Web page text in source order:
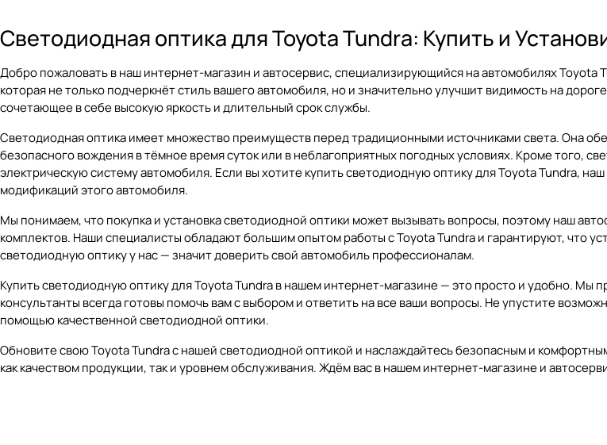
Светодиодная оптика для Toyota Tundra: Купить и
Добро пожаловать в наш интернет-магазин и автосервис, специализирующийся на автомобилях
которая не только подчеркнёт стиль вашего автомобиля, но и значительно улучшит видимость на
сочетающее в себе высокую яркость и длительный срок службы.
Светодиодная оптика имеет множество преимуществ перед традиционными источниками света. Она
безопасного вождения в тёмное время суток или в неблагоприятных погодных условиях. Кроме того,
электрическую систему автомобиля. Если вы хотите купить светодиодную оптику для Toyota Tundra,
модификаций этого автомобиля.
Мы понимаем, что покупка и установка светодиодной оптики может вызывать вопросы, поэтому наш
комплектов. Наши специалисты обладают большим опытом работы с Toyota Tundra и гарантируют, что
светодиодную оптику у нас — значит доверить свой автомобиль профессионалам.
Купить светодиодную оптику для Toyota Tundra в нашем интернет-магазине — это просто и удобно. Мы
консультанты всегда готовы помочь вам с выбором и ответить на все ваши вопросы. Не упустите
помощью качественной светодиодной оптики.
Обновите свою Toyota Tundra с нашей светодиодной оптикой и наслаждайтесь безопасным и
как качеством продукции, так и уровнем обслуживания. Ждём вас в нашем интернет-магазине и